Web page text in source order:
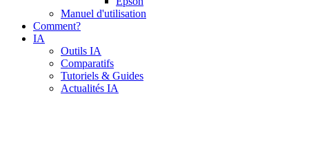
Manuel d'utilisation
Comment?
IA
Outils IA
Comparatifs
Tutoriels & Guides
Actualités IA